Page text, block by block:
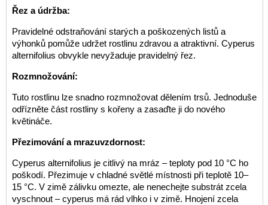
Řez a údržba:
Pravidelné odstraňování starých a poškozených listů a
výhonků pomůže udržet rostlinu zdravou a atraktivní. Cyperus
alternifolius obvykle nevyžaduje pravidelný řez.
Rozmnožování:
Tuto rostlinu lze snadno rozmnožovat dělením trsů. Jednoduše
odřízněte část rostliny s kořeny a zasaďte ji do nového
květináče.
Přezimování a mrazuvzdornost:
Cyperus alternifolius je citlivý na mráz – teploty pod 10 °C ho
poškodí. Přezimuje v chladné světlé místnosti při teplotě 10–
15 °C. V zimě zálivku omezte, ale nenechejte substrát zcela
vyschnout – cyperus má rád vlhko i v zimě. Hnojení zcela